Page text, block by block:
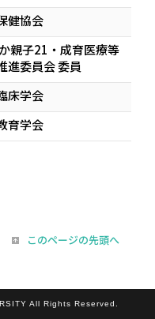
健協会
親子21・成育医療等
進委員会 委員
床学会
育学会
このページの先頭へ
All Rights Reserved.